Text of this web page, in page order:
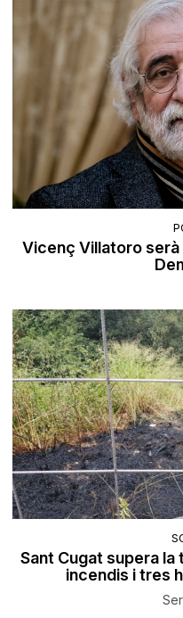
Vicenç Villatoro
Sant Cugat supera
incendis i tres